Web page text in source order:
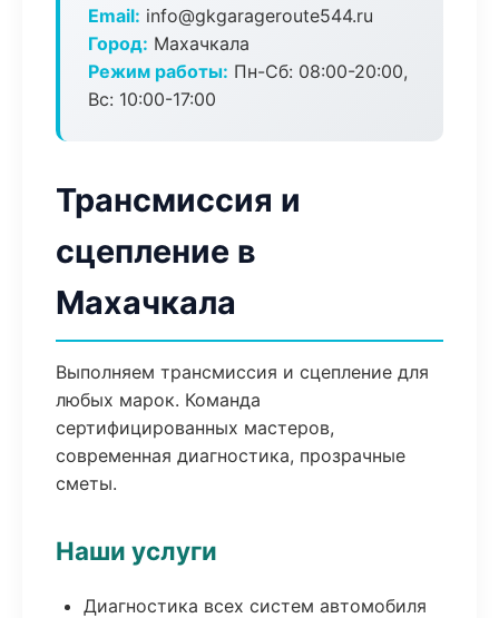
Email: info@gkgarageroute544.ru
Город: Махачкала
Режим работы: Пн-Сб: 08:00-20:00,
Вс: 10:00-17:00
Трансмиссия и
сцепление в
Махачкала
Выполняем трансмиссия и сцепление для
любых марок. Команда
сертифицированных мастеров,
современная диагностика, прозрачные
сметы.
Наши услуги
Диагностика всех систем автомобиля